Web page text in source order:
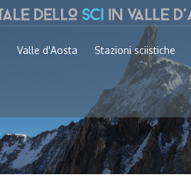
Valle d'Aosta Stazioni sciistiche